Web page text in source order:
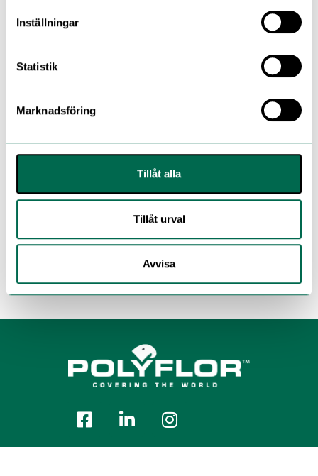
Inställningar
Statistik
Marknadsföring
Tillåt alla
Tillåt urval
Avvisa